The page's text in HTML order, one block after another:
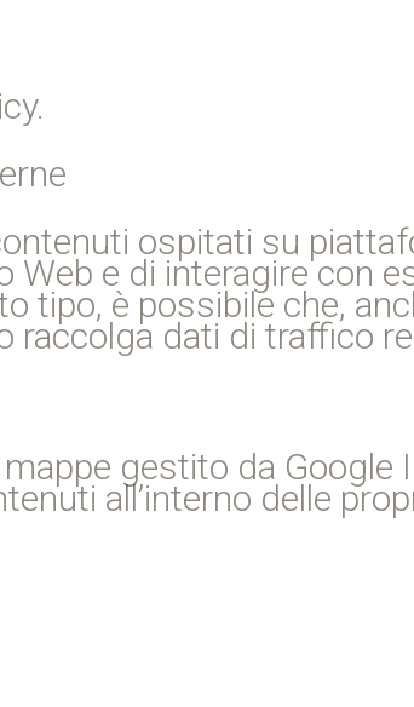
ospitati su
e di interagire con
tipo, è possibile che,
raccolga dati di traffico
gestito da Google
all’interno delle